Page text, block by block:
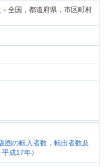
全国，都道府県，市区町村
圏の転入者数，転出者数及
成17年）